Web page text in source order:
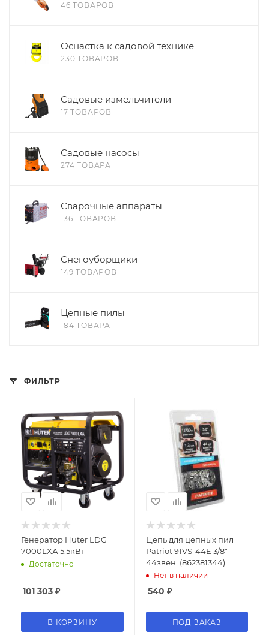
46 ТОВАРОВ
Оснастка к садовой технике
230 ТОВАРОВ
Садовые измельчители
17 ТОВАРОВ
Садовые насосы
274 ТОВАРА
Сварочные аппараты
136 ТОВАРОВ
Снегоуборщики
149 ТОВАРОВ
Цепные пилы
184 ТОВАРА
ФИЛЬТР
Генератор Huter LDG
7000LXА 5.5кВт
Достаточно
101 303 ₽
В КОРЗИНУ
Цепь для цепных пил
Patriot 91VS-44E 3/8"
44звен. (862381344)
Нет в наличии
540 ₽
ПОД ЗАКАЗ